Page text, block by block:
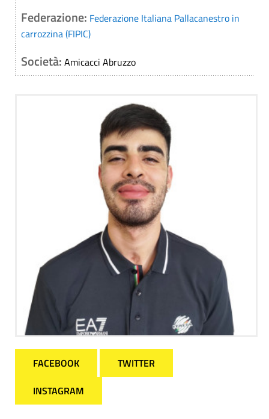
Federazione: Federazione Italiana Pallacanestro in
carrozzina (FIPIC)
Società: Amicacci Abruzzo
FACEBOOK
TWITTER
INSTAGRAM